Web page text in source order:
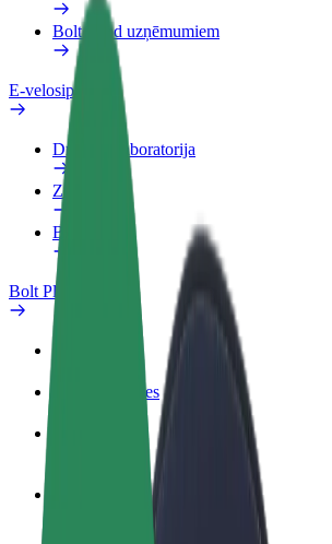
Bolt Food uzņēmumiem
E-velosipēdi
Drošības laboratorija
Ziņot
BUJ
Bolt Plus
Kā pievienoties
Kļūsti par autovadītāju
Gūsti ieņēmumus, kā vēlies